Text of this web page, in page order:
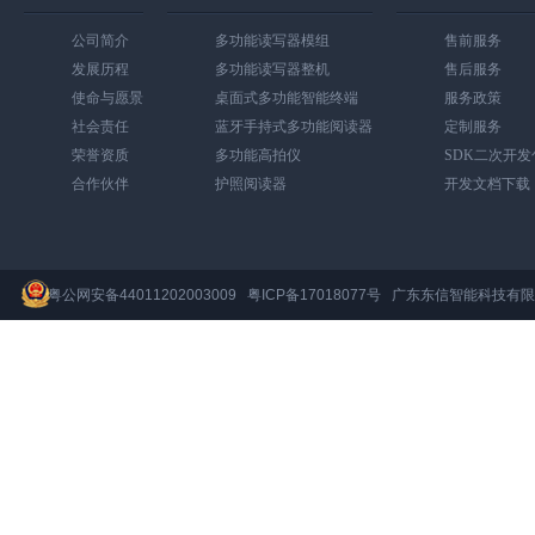
公司简介
发展历程
使命与愿景
社会责任
荣誉资质
合作伙伴
多功能读写器模组
多功能读写器整机
桌面式多功能智能终端
蓝牙手持式多功能阅读器
多功能高拍仪
护照阅读器
售前服务
售后服务
服务政策
定制服务
SDK二次开
开发文档下载
粤公网安备44011202003009 粤ICP备17018077号 广东东信智能科技有